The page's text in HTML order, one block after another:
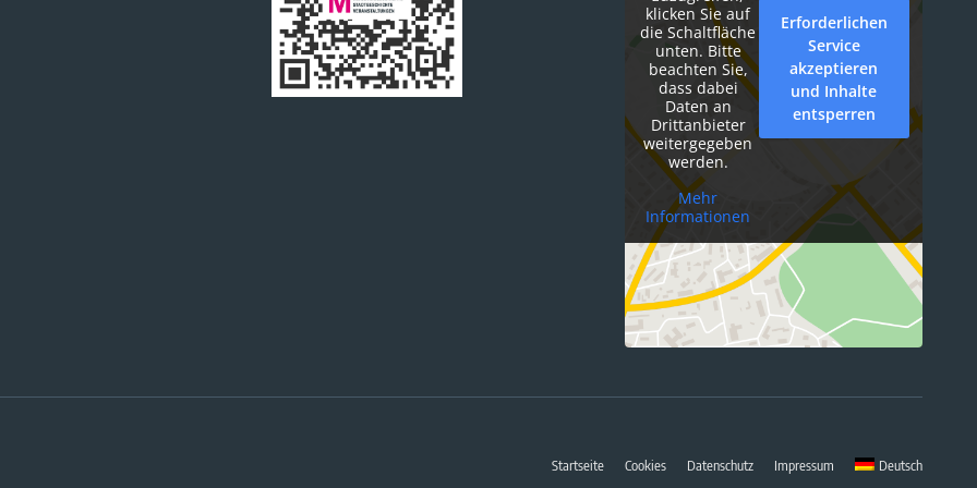
klicken Sie auf
die Schaltfläche
unten. Bitte
beachten Sie,
dass dabei
Daten an
Drittanbieter
weitergegeben
werden.
Mehr
Informationen
Erforderlichen
Service
akzeptieren
und Inhalte
entsperren
Startseite Cookies Datenschutz Impressum Deutsch